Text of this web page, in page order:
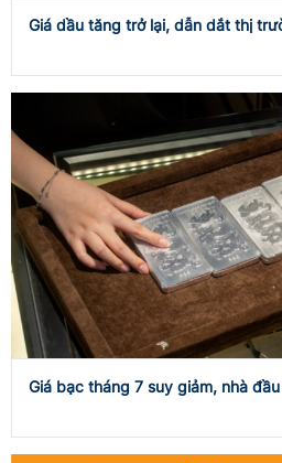
Giá dầu tăng trở lại, dẫn dắt thị
Giá bạc tháng 7 suy giảm, nhà